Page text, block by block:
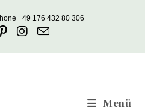
+49 176 432 80 306
Menü